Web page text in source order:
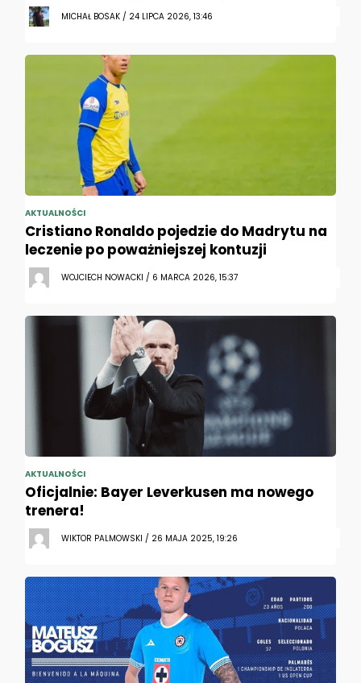
MICHAŁ BOSAK / 24 LIPCA 2026, 13:46
AKTUALNOŚCI
Cristiano Ronaldo pojedzie do Madrytu na
leczenie po poważniejszej kontuzji
WOJCIECH NOWACKI / 6 MARCA 2026, 15:37
AKTUALNOŚCI
Oficjalnie: Bayer Leverkusen ma nowego
trenera!
WIKTOR PALMOWSKI / 26 MAJA 2025, 19:26